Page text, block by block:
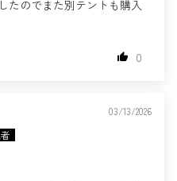
たのでまた別テントも購入
0
03/13/2026